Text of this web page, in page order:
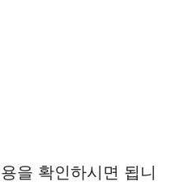
을 확인하시면 됩니